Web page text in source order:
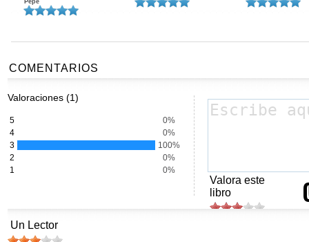
Pepe
COMENTARIOS
Valoraciones (1)
5
0%
4
0%
3
100%
2
0%
1
0%
Valora este
libro
Un Lector